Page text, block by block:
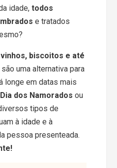
idade,todos
e tratados
biscoitos e até
são uma alternativa para
longe em datas mais
Dia dos Namorados ou
tipos de
à idade e à
pessoa presenteada.